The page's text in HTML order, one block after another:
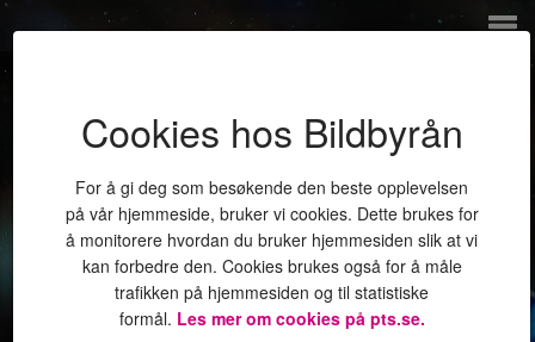
Lidenskap for
vinnerbildene
Cookies hos Bildbyrån
For å gi deg som besøkende den beste opplevelsen
på vår hjemmeside, bruker vi cookies. Dette brukes for
å monitorere hvordan du bruker hjemmesiden slik at vi
kan forbedre den. Cookies brukes også for å måle
trafikken på hjemmesiden og til statistiske
formål. Les mer om cookies på pts.se.